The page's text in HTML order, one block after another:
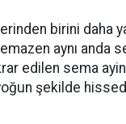
birini daha
aynı anda
edilen sema
şekilde